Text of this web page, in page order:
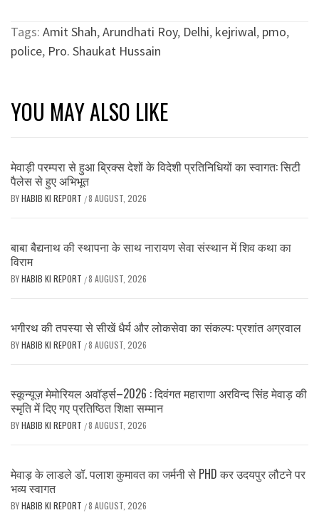
Tags: Amit Shah,Arundhati Roy, Delhi, kejriwal, pmo,
police, Pro. Shaukat Hussain
YOU MAY ALSO LIKE
मेवाड़ी परम्परा से हुआ ब्रिक्स देशों के विदेशी प्रतिनिधियों का स्वागत: सिटी
पैलेस से हुए अभिभूत
BYHABIB KI REPORT /8 AUGUST, 2026
बाबा बैद्यनाथ की स्थापना के साथ नारायण सेवा संस्थान में शिव कथा का
विराम
BYHABIB KI REPORT /8 AUGUST, 2026
भगीरथ की तपस्या से सीखें धैर्य और लोकसेवा का संकल्प: प्रशांत अग्रवाल
BYHABIB KI REPORT /8 AUGUST, 2026
स्कून्यूज़ मेमोरियल अवॉर्ड्स–2026 : दिवंगत महाराणा अरविन्द सिंह मेवाड़ की
स्मृति में दिए गए प्रतिष्ठित शिक्षा सम्मान
BYHABIB KI REPORT /8 AUGUST, 2026
मेवाड़ के लाडले डॉ. पलाश कुमावत का जर्मनी से PHD कर उदयपुर लौटने पर
भव्य स्वागत
BYHABIB KI REPORT /8 AUGUST, 2026